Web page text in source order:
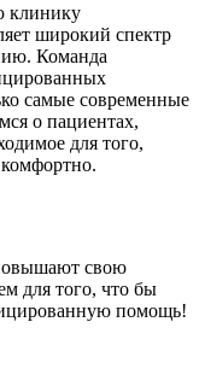
клинику
широкий спектр
Команда
самые современные
о пациентах,
для того,
свою
для того, что бы
помощь!